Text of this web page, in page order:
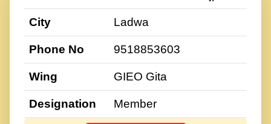
City Ladwa
Phone No 9518853603
Wing GIEO Gita
Designation Member